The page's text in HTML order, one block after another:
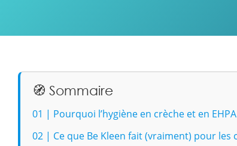
🧭 Sommaire
01 | Pourquoi l’hygiène en crèche et en
02 | Ce que Be Kleen fait (vraiment) pour les